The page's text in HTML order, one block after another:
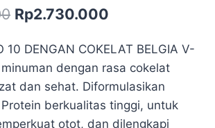
Harga
adalah:
Rp3.200.000.
Rp2.730.000
adalah:
Rp2.730.000.
10 DENGAN COKELAT BELGIA V-
dengan rasa cokelat
dan sehat. Diformulasikan
berkualitas tinggi, untuk
otot, dan dilengkapi